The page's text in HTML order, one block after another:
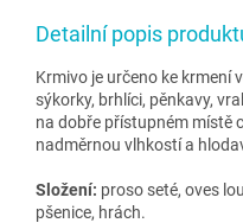
Detailní popis
Krmivo je určeno ke krmení
sýkorky, brhlíci, pěnkavy,
na dobře přístupném místě
nadměrnou vlhkostí a
Složení: proso seté, oves
pšenice, hrách.